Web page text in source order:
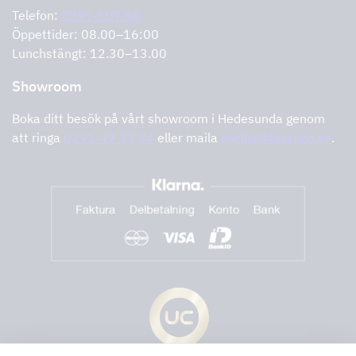
Support och service
Telefon: 0291-107 50
Öppettider: 08.00–16:00
Lunchstängt: 12.30–13.00
Showroom
Boka ditt besök på vårt showroom i Hedesunda genom
att ringa 0291-47 77 74 eller maila cecilia@tovenco.se.